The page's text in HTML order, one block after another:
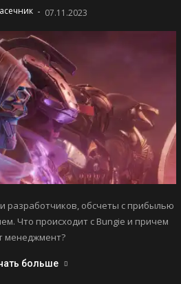
- 07.11.2023
разработчиков, обсчеты с прибылью
Что происходит с Bungie и причем
менеджмент?
больше